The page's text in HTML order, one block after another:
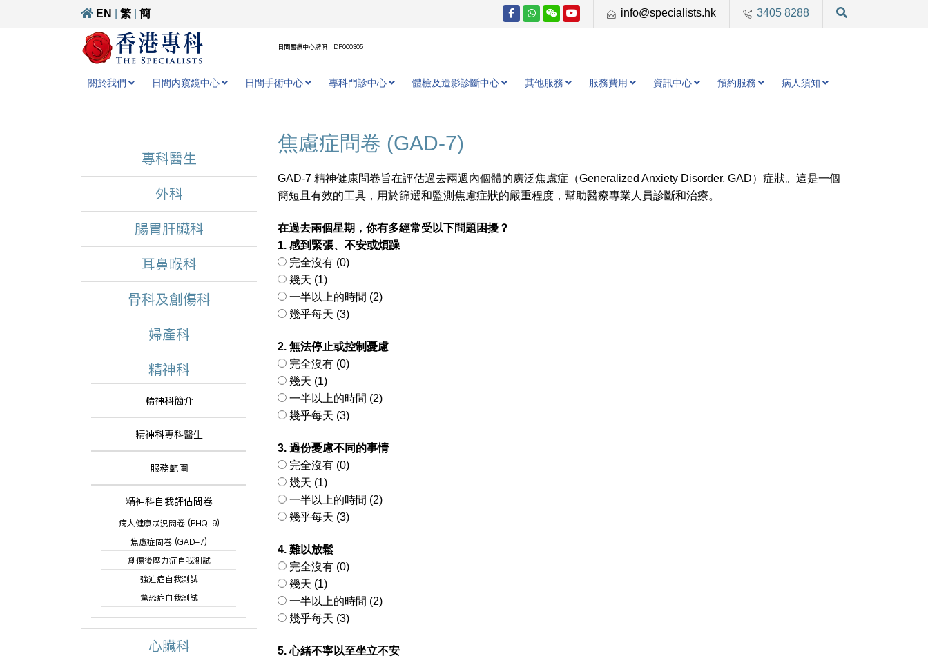
EN 繁 簡 info@specialists.hk 3405 8288
日間醫療中心牌照：DP000305
關於我們 日間内窺鏡中心 日間手術中心 專科門診中心 體檢及造影診斷中心 其他服務 服務費用 資訊中心 預約服務 病人須知
專科醫生
外科
腸胃肝臟科
耳鼻喉科
骨科及創傷科
婦產科
精神科
精神科簡介
精神科專科醫生
服務範圍
精神科自我評估問卷
病人健康狀況問卷 (PHQ-9)
焦慮症問卷 (GAD-7)
創傷後壓力症自我測試
強迫症自我測試
驚恐症自我測試
心臟科
焦慮症問卷 (GAD-7)
GAD-7 精神健康問卷旨在評估過去兩週內個體的廣泛焦慮症（Generalized Anxiety Disorder, GAD）症狀。這是一個
簡短且有效的工具，用於篩選和監測焦慮症狀的嚴重程度，幫助醫療專業人員診斷和治療。
在過去兩個星期，你有多經常受以下問題困擾？
1. 感到緊張、不安或煩躁
完全沒有 (0)
幾天 (1)
一半以上的時間 (2)
幾乎每天 (3)
2. 無法停止或控制憂慮
完全沒有 (0)
幾天 (1)
一半以上的時間 (2)
幾乎每天 (3)
3. 過份憂慮不同的事情
完全沒有 (0)
幾天 (1)
一半以上的時間 (2)
幾乎每天 (3)
4. 難以放鬆
完全沒有 (0)
幾天 (1)
一半以上的時間 (2)
幾乎每天 (3)
5. 心緒不寧以至坐立不安